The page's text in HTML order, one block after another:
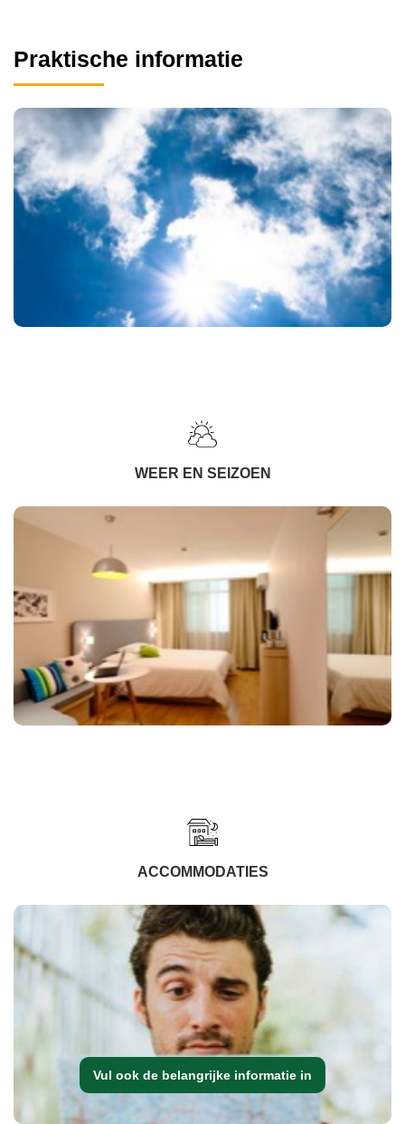
Praktische informatie
WEER EN SEIZOEN
ACCOMMODATIES
Vul ook de belangrijke informatie in